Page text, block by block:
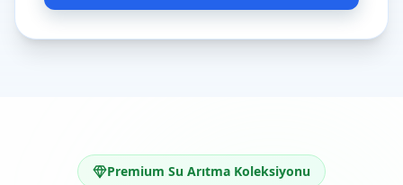
Premium Su Arıtma Koleksiyonu